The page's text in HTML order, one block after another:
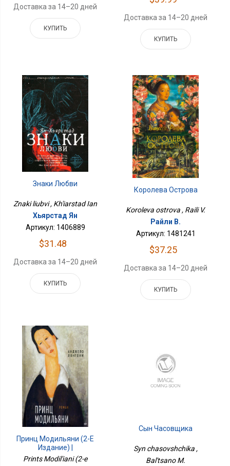
Доставка за 14–20 дней
КУПИТЬ
Доставка за 14–20 дней
КУПИТЬ
Знаки Любви
Znaki liubvi , Kh'iarstad Ian
Хьярстад Ян
Артикул: 1406889
$31.48
Доставка за 14–20 дней
КУПИТЬ
Королева Острова
Koroleva ostrova , Raili V.
Райли В.
Артикул: 1481241
$37.25
Доставка за 14–20 дней
КУПИТЬ
Принц Модильяни (2-Е
Издание) |
Prints Modil'iani (2-e
Сын Часовщика
Syn chasovshchika ,
Bal'tsano M.